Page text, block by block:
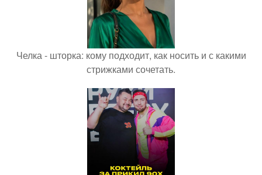
Челка - шторка: кому подходит, как носить и с какими
стрижками сочетать.